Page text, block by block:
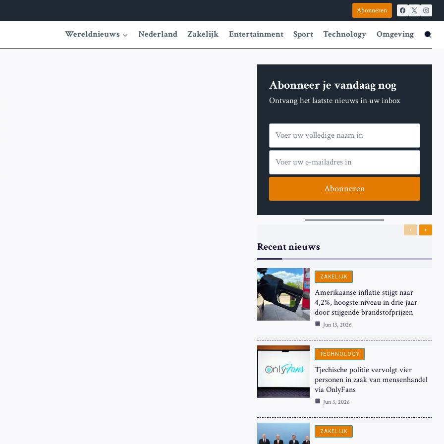
Abonneren
Wereldnieuws Nederland Zakelijk Entertainment Sport Technology Omgeving
Abonneer je vandaag nog
Ontvang het laatste nieuws in uw inbox
Abonneren
Recent nieuws
Previous
Next
ZAKELIJK
Amerikaanse inflatie stijgt naar
4,2%, hoogste niveau in drie jaar
door stijgende brandstofprijzen
Jun 13, 2026
TECHNOLOGY
Tjechische politie vervolgt vier
personen in zaak van mensenhandel
via OnlyFans
Jun 3, 2026
ZAKELIJK